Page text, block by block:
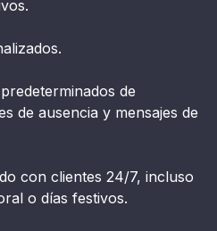
de
de ausencia y mensajes de
con clientes 24/7, incluso
o días festivos.